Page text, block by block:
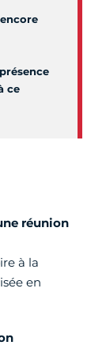
ce
réunion
à la
en